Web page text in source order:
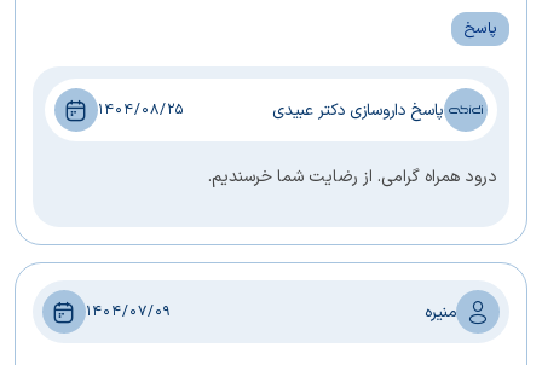
پاسخ
پاسخ داروسازی دکتر عبیدی 1404/08/25
درود همراه گرامی. از رضایت شما خرسندیم.
منیره 1404/07/09